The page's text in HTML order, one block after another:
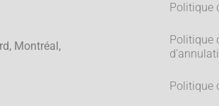
Montréal,
Politique
Politique
Politique